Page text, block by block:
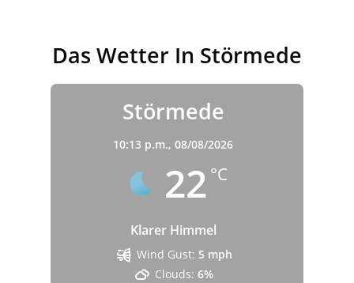
Das Wetter In Störmede
Störmede
10:13 p.m., 08/08/2026
22 °C
Klarer Himmel
Wind Gust: 5 mph
Clouds: 6%